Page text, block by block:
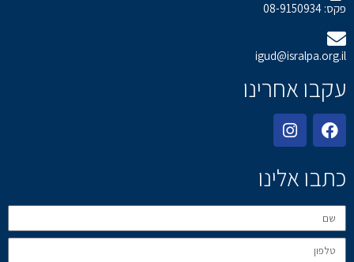
פקס: 08-9150934
igud@isralpa.org.il
עקבו אחרינו
כתבו אלינו